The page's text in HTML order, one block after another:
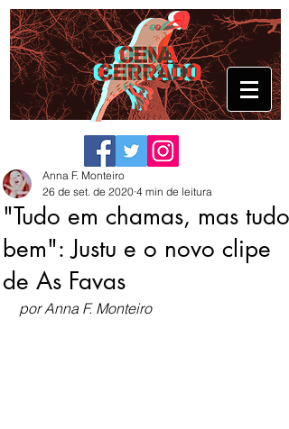
"Tudo em chamas, mas tudo
bem": Justu e o novo clipe
de As Favas
Anna F. Monteiro
26 de set. de 2020 4 min de leitura
por Anna F. Monteiro